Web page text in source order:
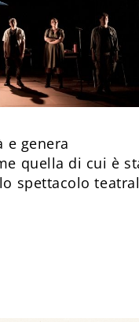
e genera
quella di cui è
spettacolo